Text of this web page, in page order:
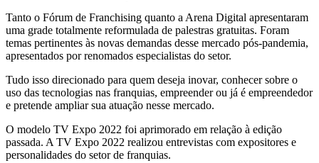
Tanto o Fórum de Franchising quanto a Arena Digital apresentaram
uma grade totalmente reformulada de palestras gratuitas. Foram
temas pertinentes às novas demandas desse mercado pós-pandemia,
apresentados por renomados especialistas do setor.
Tudo isso direcionado para quem deseja inovar, conhecer sobre o
uso das tecnologias nas franquias, empreender ou já é empreendedor
e pretende ampliar sua atuação nesse mercado.
O modelo TV Expo 2022 foi aprimorado em relação à edição
passada. A TV Expo 2022 realizou entrevistas com expositores e
personalidades do setor de franquias.